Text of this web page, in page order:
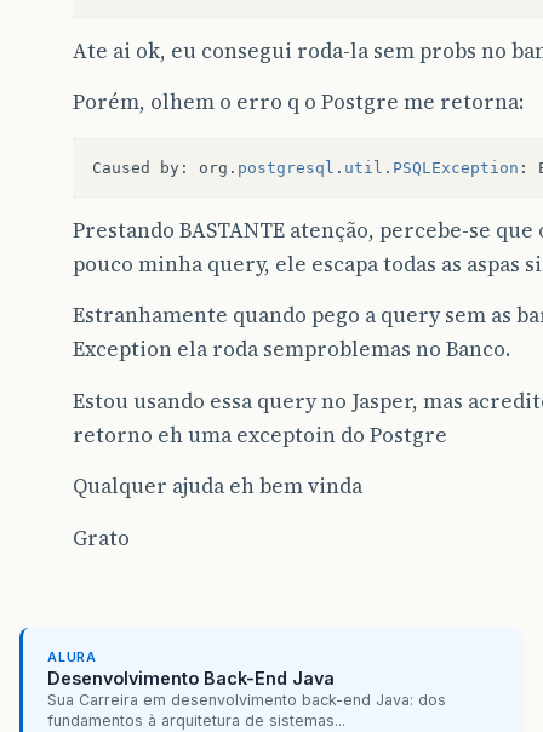
Ate ai ok, eu consegui roda-la sem probs no
Porém, olhem o erro q o Postgre me retorna:
Caused by : org . postgresql . util . PSQLException :
Prestando BASTANTE atenção, percebe-se
pouco minha query, ele escapa todas as aspas
Estranhamente quando pego a query sem as
Exception ela roda semproblemas no Banco.
Estou usando essa query no Jasper, mas
retorno eh uma exceptoin do Postgre
Qualquer ajuda eh bem vinda
Grato
ALURA
Desenvolvimento Back-End Java
Sua Carreira em desenvolvimento back-end Java: dos
fundamentos à arquitetura de sistemas...